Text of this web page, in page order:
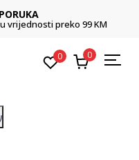
vrijednosti preko 99 KM
0 0